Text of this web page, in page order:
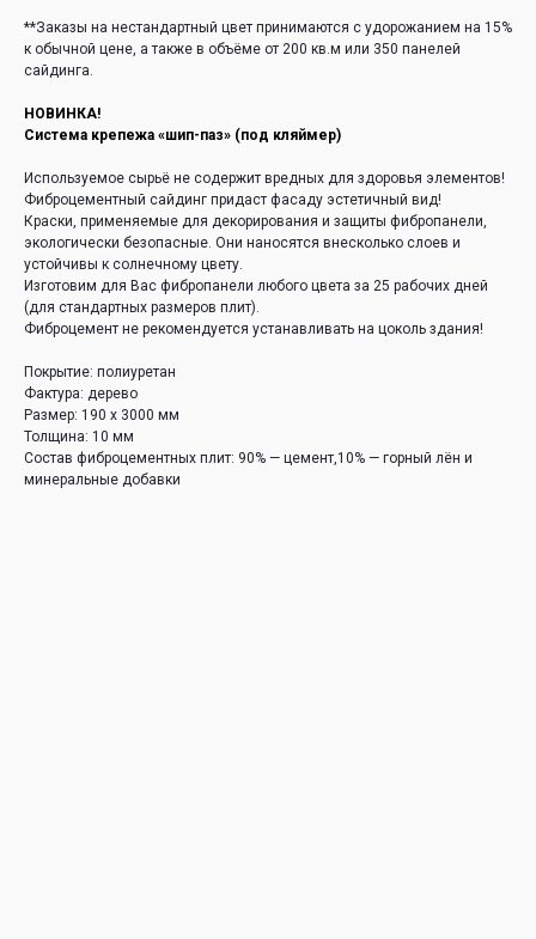
**Заказы на нестандартный цвет принимаются с удорожанием на 15%
к обычной цене, а также в объёме от 200 кв.м или 350 панелей
сайдинга.
НОВИНКА!
Система крепежа «шип-паз» (под кляймер)
Используемое сырьё не содержит вредных для здоровья элементов!
Фиброцементный сайдинг придаст фасаду эстетичный вид!
Краски, применяемые для декорирования и защиты фибропанели,
экологически безопасные. Они наносятся внесколько слоев и
устойчивы к солнечному цвету.
Изготовим для Вас фибропанели любого цвета за 25 рабочих дней
(для стандартных размеров плит).
Фиброцемент не рекомендуется устанавливать на цоколь здания!
Покрытие: полиуретан
Фактура: дерево
Размер: 190 х 3000 мм
Толщина: 10 мм
Состав фиброцементных плит: 90% — цемент,10% — горный лён и
минеральные добавки